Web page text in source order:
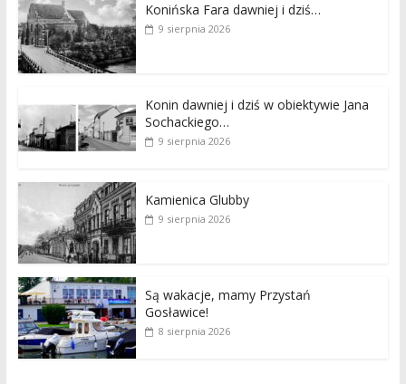
Konińska Fara dawniej i dziś…
9 sierpnia 2026
Konin dawniej i dziś w obiektywie Jana
Sochackiego…
9 sierpnia 2026
Kamienica Glubby
9 sierpnia 2026
Są wakacje, mamy Przystań
Gosławice!
8 sierpnia 2026